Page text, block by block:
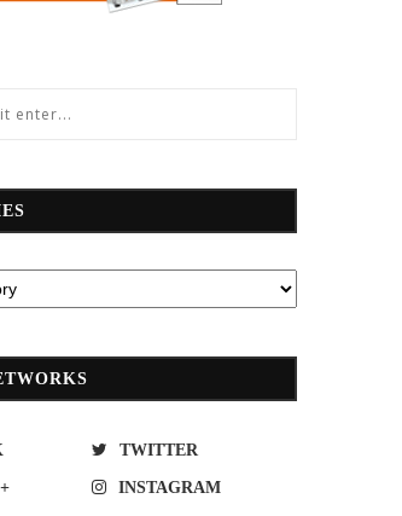
ะค่างวด’ขานรับ
ปท.
กลางกรุงเทพอภิวัฒน์...
TWITTER
INSTAGRAM